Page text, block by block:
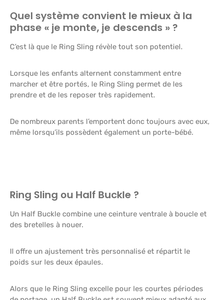
Quel système convient le mieux à la
phase « je monte, je descends » ?
C’est là que le Ring Sling révèle tout son potentiel.
Lorsque les enfants alternent constamment entre
marcher et être portés, le Ring Sling permet de les
prendre et de les reposer très rapidement.
De nombreux parents l’emportent donc toujours avec eux,
même lorsqu’ils possèdent également un porte-bébé.
Ring Sling ou Half Buckle ?
Un Half Buckle combine une ceinture ventrale à boucle et
des bretelles à nouer.
Il offre un ajustement très personnalisé et répartit le
poids sur les deux épaules.
Alors que le Ring Sling excelle pour les courtes périodes